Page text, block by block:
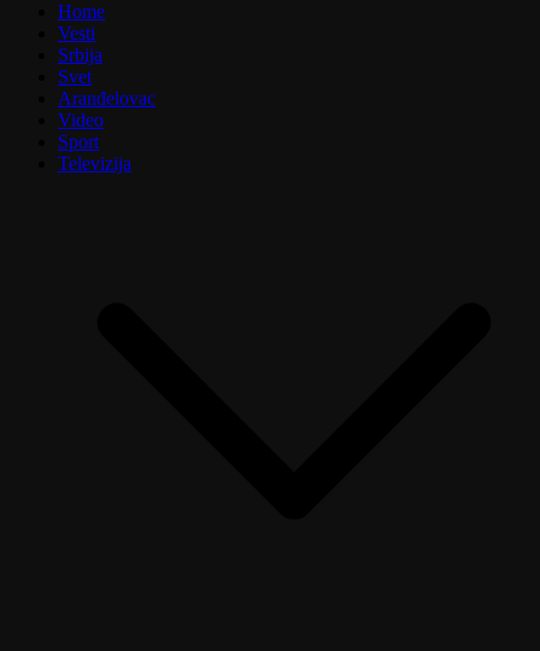
Home
Vesti
Srbija
Svet
Aranđelovac
Video
Sport
Televizija